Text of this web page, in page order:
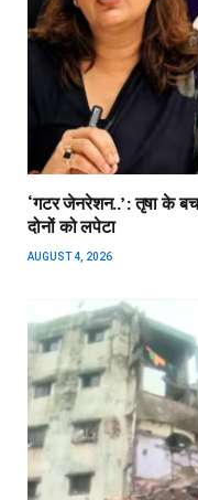
‘गटर जेनरेशन..’: तृषा के
दोनों को लपेटा
AUGUST 4, 2026